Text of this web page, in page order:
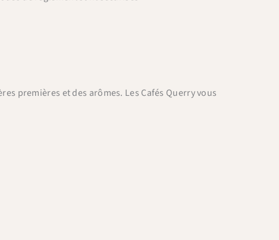
premières et des arômes. Les Cafés Querry vous